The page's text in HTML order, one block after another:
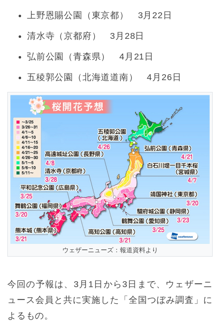
上野恩賜公園（東京都） 3月22日
清水寺（京都府） 3月28日
弘前公園（青森県） 4月21日
五稜郭公園（北海道道南） 4月26日
ウェザーニューズ：報道資料より
今回の予報は、3月1日から3日まで、ウェザーニ
ュース会員と共に実施した「全国つぼみ調査」に
よるもの。